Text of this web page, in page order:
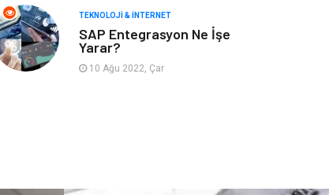
kozmetiğin püf
noktaları
Spor Malzemeleri
TEKNOLOJI & İNTERNET
SAP Entegrasyon Ne İşe
Yarar?
10 Ağu 2022, Çar